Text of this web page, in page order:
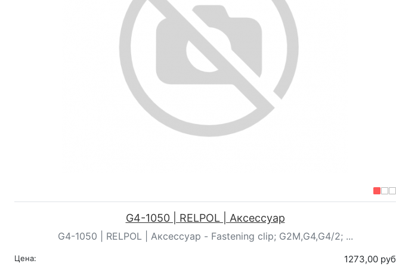
G4-1050 | RELPOL | Аксессуар
G4-1050 | RELPOL | Аксессуар - Fastening clip; G2M,G4,G4/2; ...
Цена: 1273,00 руб